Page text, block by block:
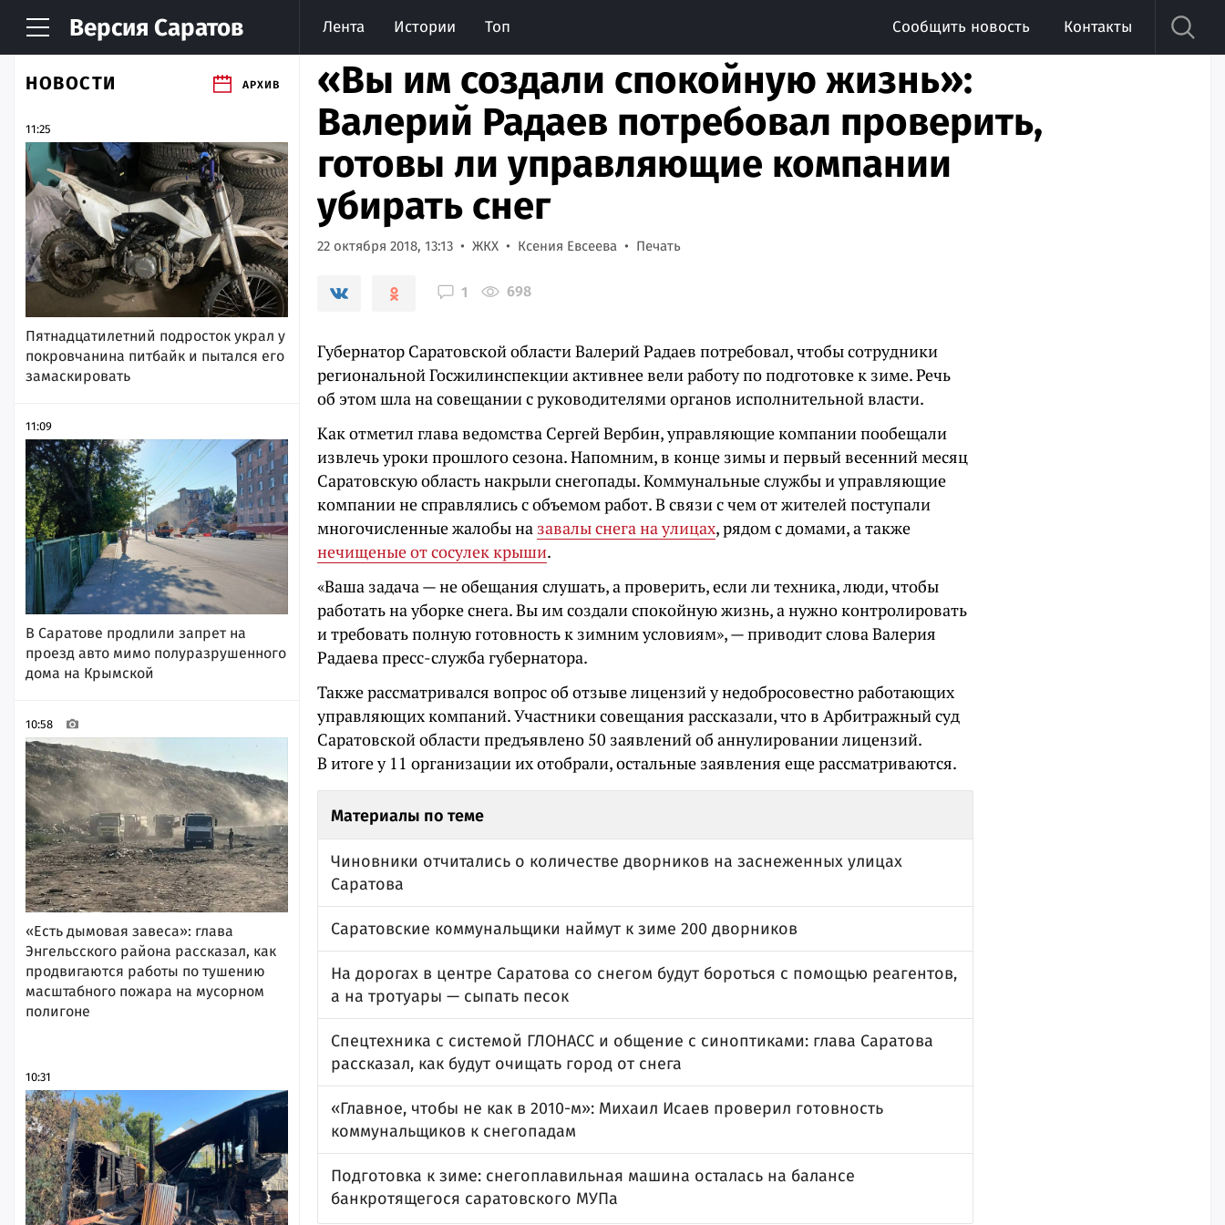
Версия Саратов Лента Истории Топ Сообщить новость Контакты
НОВОСТИ АРХИВ
11:25
Пятнадцатилетний подросток украл у
покровчанина питбайк и пытался его
замаскировать
11:09
В Саратове продлили запрет на
проезд авто мимо полуразрушенного
дома на Крымской
10:58
«Есть дымовая завеса»: глава
Энгельсского района рассказал, как
продвигаются работы по тушению
масштабного пожара на мусорном
полигоне
10:31
«Вы им создали спокойную жизнь»:
Валерий Радаев потребовал проверить,
готовы ли управляющие компании
убирать снег
22 октября 2018, 13:13 ЖКХ Ксения Евсеева Печать
1 698
Губернатор Саратовской области Валерий Радаев потребовал, чтобы сотрудники
региональной Госжилинспекции активнее вели работу по подготовке к зиме. Речь
об этом шла на совещании с руководителями органов исполнительной власти.
Как отметил глава ведомства Сергей Вербин, управляющие компании пообещали
извлечь уроки прошлого сезона. Напомним, в конце зимы и первый весенний месяц
Саратовскую область накрыли снегопады. Коммунальные службы и управляющие
компании не справлялись с объемом работ. В связи с чем от жителей поступали
многочисленные жалобы на завалы снега на улицах, рядом с домами, а также
нечищеные от сосулек крыши.
«Ваша задача — не обещания слушать, а проверить, если ли техника, люди, чтобы
работать на уборке снега. Вы им создали спокойную жизнь, а нужно контролировать
и требовать полную готовность к зимним условиям», — приводит слова Валерия
Радаева пресс-служба губернатора.
Также рассматривался вопрос об отзыве лицензий у недобросовестно работающих
управляющих компаний. Участники совещания рассказали, что в Арбитражный суд
Саратовской области предъявлено 50 заявлений об аннулировании лицензий.
В итоге у 11 организации их отобрали, остальные заявления еще рассматриваются.
Материалы по теме
Чиновники отчитались о количестве дворников на заснеженных улицах
Саратова
Саратовские коммунальщики наймут к зиме 200 дворников
На дорогах в центре Саратова со снегом будут бороться с помощью реагентов,
а на тротуары — сыпать песок
Спецтехника с системой ГЛОНАСС и общение с синоптиками: глава Саратова
рассказал, как будут очищать город от снега
«Главное, чтобы не как в 2010-м»: Михаил Исаев проверил готовность
коммунальщиков к снегопадам
Подготовка к зиме: снегоплавильная машина осталась на балансе
банкротящегося саратовского МУПа